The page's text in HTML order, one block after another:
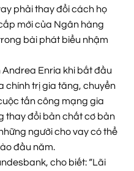
phải thay đổi cách họ
mới của Ngân hàng
bài phát biểu nhậm
Enria khi bắt đầu
chính trị gia tăng, chuyển
tấn công mạng gia
thay đổi bản chất cơ bản
người cho vay có thể
đầu năm.
cho biết: “Lãi